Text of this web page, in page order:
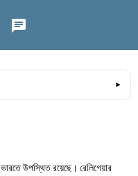
উপস্থিত রয়েছে। রেলিগেয়ার